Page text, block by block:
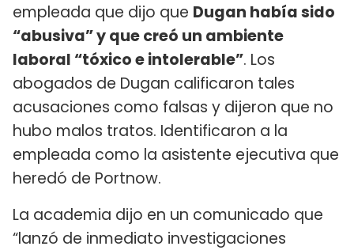
empleada que dijo que Dugan había sido
“abusiva” y que creó un ambiente
laboral “tóxico e intolerable”. Los
abogados de Dugan calificaron tales
acusaciones como falsas y dijeron que no
hubo malos tratos. Identificaron a la
empleada como la asistente ejecutiva que
heredó de Portnow.
La academia dijo en un comunicado que
“lanzó de inmediato investigaciones